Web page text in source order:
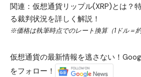
関連： 仮想通貨リップル(XRP)とは？
る裁判状況を詳しく解説！
※価格は執筆時点でのレート換算（1ドル＝約
仮想通貨の最新情報を逃さない！
をフォロー！